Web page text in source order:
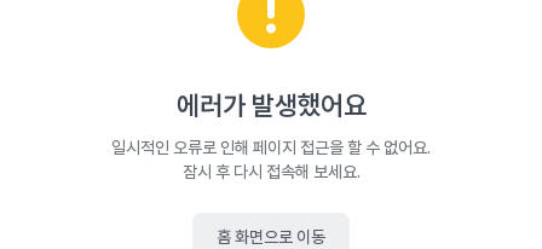
에러가 발생했어요
일시적인 오류로 인해 페이지 접근을 할 수 없어요.
잠시 후 다시 접속해 보세요.
홈 화면으로 이동